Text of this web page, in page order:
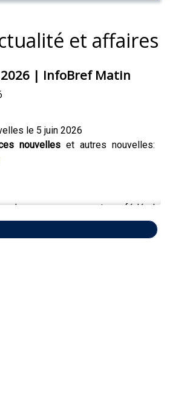
et affaires
| InfoBref Matin
le 5 juin 2026
nouvelles et autres nouvelles:
du gouvernement fédéral
federale-ia-2026-06/